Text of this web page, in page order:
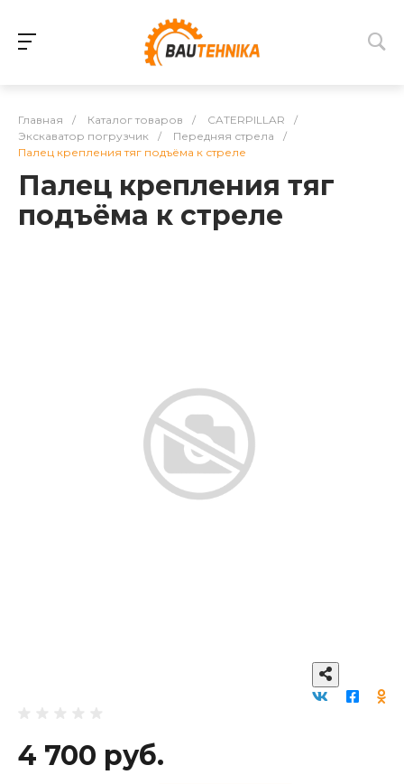
Главная / Каталог товаров / CATERPILLAR
/
Экскаватор погрузчик
/ Передняя стрела
/
Палец крепления тяг подъёма к стреле
Палец крепления тяг
подъёма к стреле
4 700 руб.